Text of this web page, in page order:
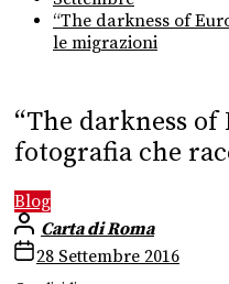
“The darkness of
le migrazioni
“The darkness of
fotografia che
Blog
Carta di Roma
28 Settembre 2016